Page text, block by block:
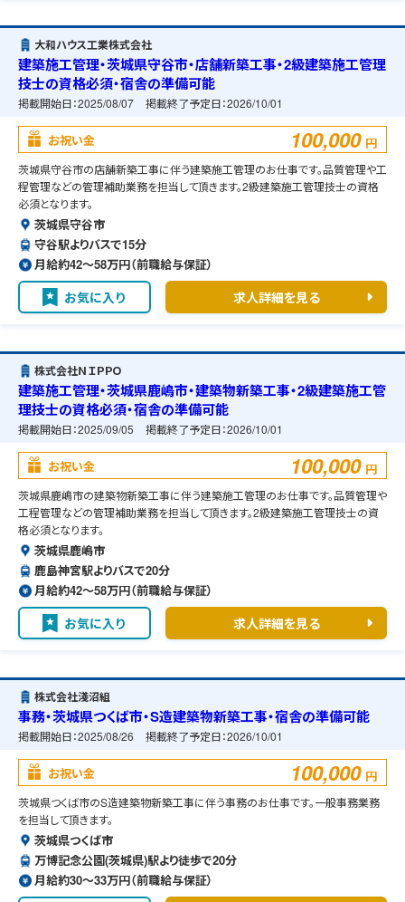
大和ハウス工業株式会社
建築施工管理・茨城県守谷市・店舗新築工事・2級建築施工管理
技士の資格必須・宿舎の準備可能
掲載開始日：2025/08/07 掲載終了予定日：2026/10/01
お祝い金 100,000 円
茨城県守谷市の店舗新築工事に伴う建築施工管理のお仕事です。品質管理や工
程管理などの管理補助業務を担当して頂きます。2級建築施工管理技士の資格
必須となります。
茨城県守谷市
守谷駅よりバスで15分
月給約42〜58万円（前職給与保証）
お気に入り 求人詳細を見る
株式会社ＮＩＰＰＯ
建築施工管理・茨城県鹿嶋市・建築物新築工事・2級建築施工管
理技士の資格必須・宿舎の準備可能
掲載開始日：2025/09/05 掲載終了予定日：2026/10/01
お祝い金 100,000 円
茨城県鹿嶋市の建築物新築工事に伴う建築施工管理のお仕事です。品質管理や
工程管理などの管理補助業務を担当して頂きます。2級建築施工管理技士の資
格必須となります。
茨城県鹿嶋市
鹿島神宮駅よりバスで20分
月給約42〜58万円（前職給与保証）
お気に入り 求人詳細を見る
株式会社淺沼組
事務・茨城県つくば市・S造建築物新築工事・宿舎の準備可能
掲載開始日：2025/08/26 掲載終了予定日：2026/10/01
お祝い金 100,000 円
茨城県つくば市のS造建築物新築工事に伴う事務のお仕事です。一般事務業務
を担当して頂きます。
茨城県つくば市
万博記念公園(茨城県)駅より徒歩で20分
月給約30〜33万円（前職給与保証）